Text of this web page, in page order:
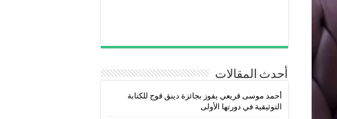
أحدث المقالات
أحمد موسى قريعي يفوز بجائزة دينق قوج للكتابة
التوثيقية في دورتها الأولى